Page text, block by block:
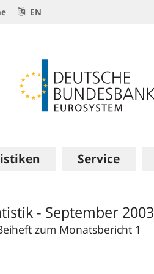
EN
Service
- September 2003
zum Monatsbericht 1